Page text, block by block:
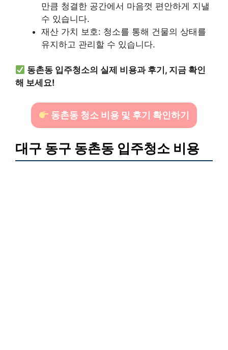
만큼 청결한 공간에서 마음껏 편안하게 지낼
수 있습니다.
재산 가치 보호: 청소를 통해 건물의 상태를
유지하고 관리할 수 있습니다.
동촌동 입주청소의 실제 비용과 후기, 지금 확인
해 보세요!
동촌동 청소 비용 및 후기 확인하기
대구 동구 동촌동 입주청소 비용